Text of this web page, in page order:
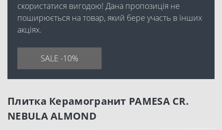
скористатися вигодою! Дана пропозиція не
поширюється на товар, який бере участь в інших
акціях.
SALE -10%
Плитка Керамогранит PAMESA CR.
NEBULA ALMOND